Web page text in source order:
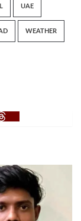
UAE
WEATHER